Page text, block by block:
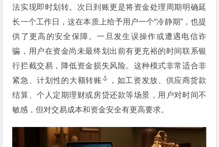
法实现即时划转。次日到账更是将资金处理周期明确延
长一个工作日，这在本质上给予用户一个“冷静期”，也提
供了更高的安全保障。一旦发生误操作或遭遇电信诈
骗，用户在资金尚未最终划出前有更充裕的时间联系银
行拦截交易，降低资金损失风险。这种模式非常适合非
紧急、计划性的大额转账
，如工资发放、供应商货款
结算、个人定期理财或房贷还款等场景，用户对时间不
敏感，但对交易成本和资金安全有更高要求。